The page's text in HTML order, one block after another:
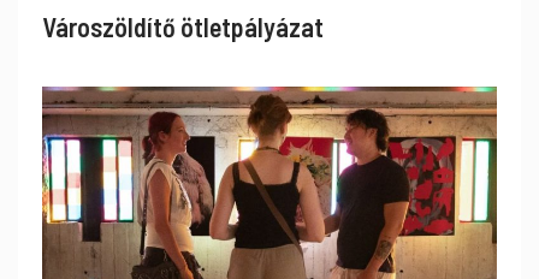
Városzöldítő ötletpályázat